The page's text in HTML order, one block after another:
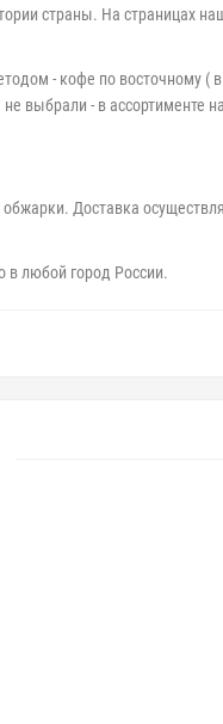
страны. На страницах
- кофе по восточному ( в
- в ассортименте
Доставка
в любой город России.